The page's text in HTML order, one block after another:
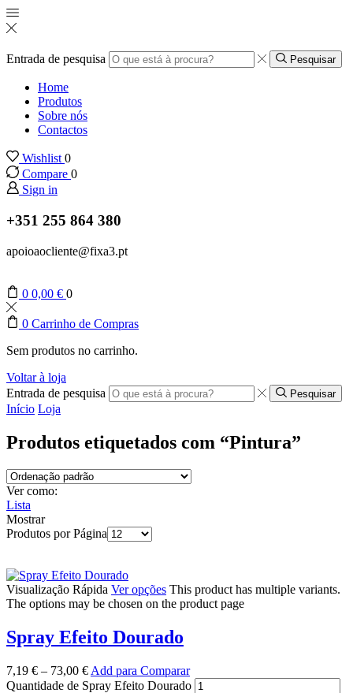
Entrada de pesquisa Pesquisar
Home
Produtos
Sobre nós
Contactos
Wishlist 0
Compare 0
Sign in
+351 255 864 380
apoioaocliente@fixa3.pt
0 0,00 € 0
0 Carrinho de Compras
Sem produtos no carrinho.
Voltar à loja
Entrada de pesquisa
Pesquisar
Início Loja
Produtos etiquetados com “Pintura”
Ver como:
Lista
Mostrar
Produtos por Página
Visualização Rápida Ver opções This product has multiple variants.
The options may be chosen on the product page
Spray Efeito Dourado
7,19 € – 73,00 € Add para Comparar
Quantidade de Spray Efeito Dourado